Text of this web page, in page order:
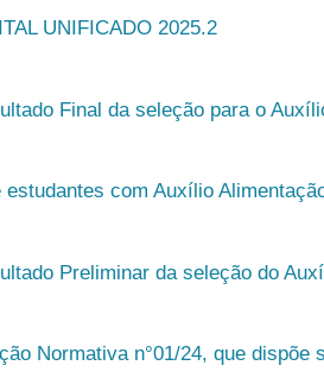
UNIFICADO 2025.2
Final da seleção para o
estudantes com Auxílio
Preliminar da seleção do
Normativa n°01/24, que